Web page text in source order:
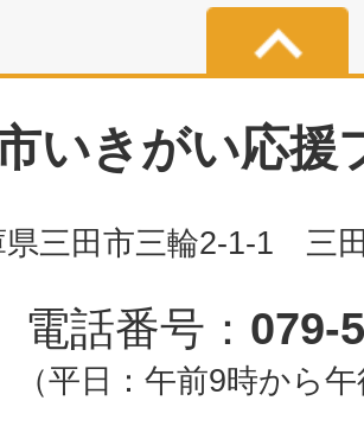
いきがい応援
県三田市三輪2-1-1 三
電話番号： 079-
（平日：午前9時から